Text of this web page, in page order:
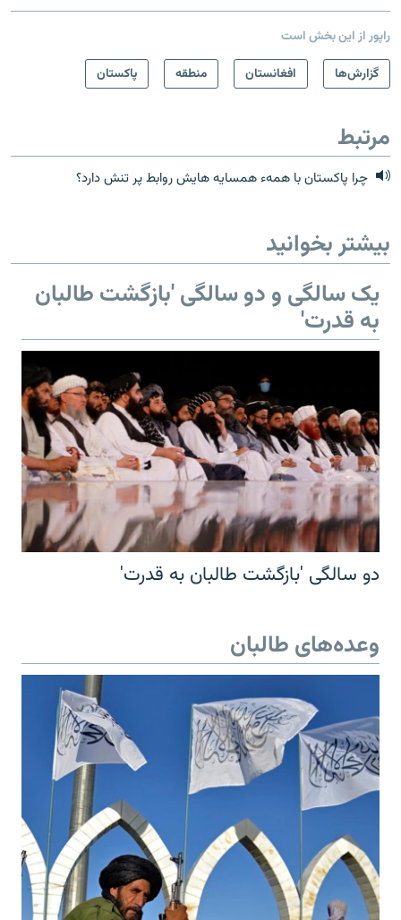
راپور از این بخش است
گزارش‌ها
افغانستان منطقه پاکستان
مرتبط
چرا پاکستان با همهء همسایه هایش روابط پر تنش دارد؟
بیشتر بخوانید
یک سالگی و دو سالگی 'بازگشت طالبان
به قدرت'
دو سالگی 'بازگشت طالبان به قدرت'
وعده‌های طالبان